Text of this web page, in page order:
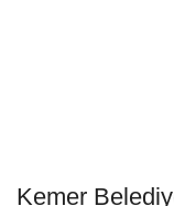
Kemer